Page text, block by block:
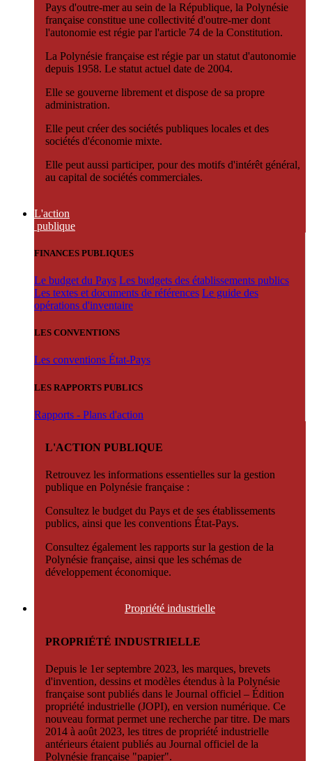
Pays d'outre-mer au sein de la République, la Polynésie
française constitue une collectivité d'outre-mer dont
l'autonomie est régie par l'article 74 de la Constitution.
La Polynésie française est régie par un statut d'autonomie
depuis 1958. Le statut actuel date de 2004.
Elle se gouverne librement et dispose de sa propre
administration.
Elle peut créer des sociétés publiques locales et des
sociétés d'économie mixte.
Elle peut aussi participer, pour des motifs d'intérêt général,
au capital de sociétés commerciales.
L'action
publique
FINANCES PUBLIQUES
Le budget du Pays Les budgets des établissements publics
Les textes et documents de références Le guide des
opérations d'inventaire
LES CONVENTIONS
Les conventions État-Pays
LES RAPPORTS PUBLICS
Rapports - Plans d'action
L'ACTION PUBLIQUE
Retrouvez les informations essentielles sur la gestion
publique en Polynésie française :
Consultez le budget du Pays et de ses établissements
publics, ainsi que les conventions État-Pays.
Consultez également les rapports sur la gestion de la
Polynésie française, ainsi que les schémas de
développement économique.
Propriété industrielle
PROPRIÉTÉ INDUSTRIELLE
Depuis le 1er septembre 2023, les marques, brevets
d'invention, dessins et modèles étendus à la Polynésie
française sont publiés dans le Journal officiel – Édition
propriété industrielle (JOPI), en version numérique. Ce
nouveau format permet une recherche par titre. De mars
2014 à août 2023, les titres de propriété industrielle
antérieurs étaient publiés au Journal officiel de la
Polynésie française "papier".